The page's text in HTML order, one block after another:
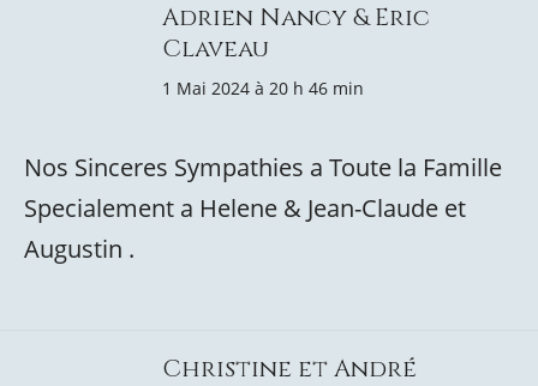
Adrien Nancy & Eric
Claveau
1 Mai 2024 à 20 h 46 min
Nos Sinceres Sympathies a Toute la Famille
Specialement a Helene & Jean-Claude et
Augustin .
Christine et André